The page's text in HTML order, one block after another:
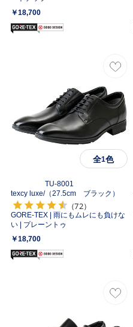
￥18,700
全1色
texcy luxe/
TU-8001
（27.5cm ブラック）
（72）
GORE-TEX | 雨にもムレにも負けな
い | プレーントゥ
￥18,700